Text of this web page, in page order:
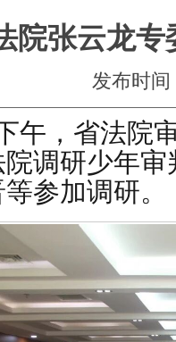
院张云龙专
发布时间
午，省法院
调研少年
参加调研。